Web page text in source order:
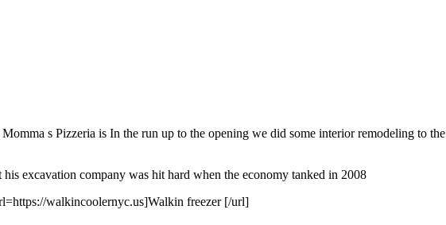
s Pizzeria is In the run up to the opening we did some interior remodeling to the
excavation company was hit hard when the economy tanked in 2008
walkincoolernyc.us]Walkin freezer [/url]